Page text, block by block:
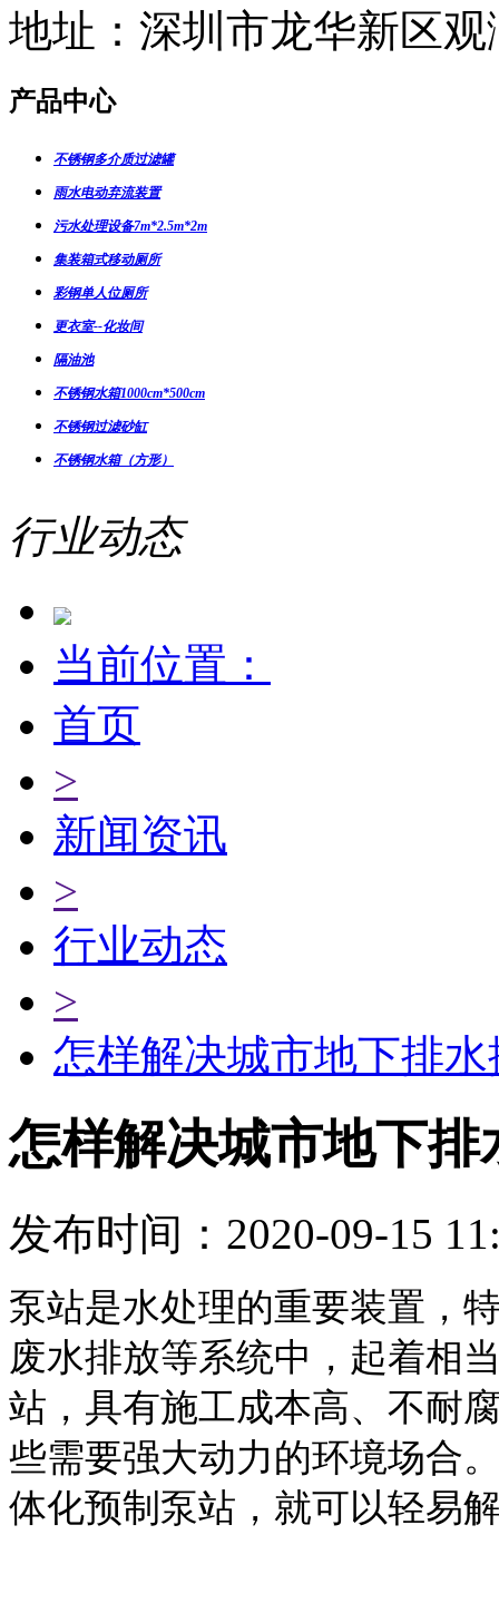
地址：深圳市龙华新区
产品中心
不锈钢多介质过滤罐
雨水电动弃流装置
污水处理设备7m*2.5m*2m
集装箱式移动厕所
彩钢单人位厕所
更衣室--化妆间
隔油池
不锈钢水箱1000cm*500cm
不锈钢过滤砂缸
不锈钢水箱（方形）
行业动态
当前位置：
首页
>
新闻资讯
>
行业动态
>
怎样解决城市地下排
怎样解决城市地下
发布时间：2020-09-15
泵站是水处理的重要装置，
废水排放等系统中，起着相
站，具有施工成本高、不耐
些需要强大动力的环境场合
体化预制泵站，就可以轻易